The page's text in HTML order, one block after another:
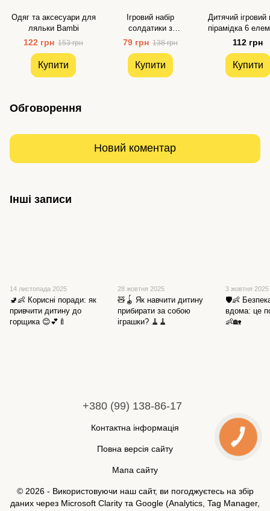
Одяг та аксесуари для
ляльки Bambi
122 грн 153 грн
Купити
Ігровий набір
солдатики з
транспортом для дітей
Bambi
79 грн 138 грн
Купити
Дитячий ігровий
пірамідка 6
Технок
112 грн
Купити
Обговорення
Новий коментар
Інші записи
14 листопада 2025
🚽👶 Корисні поради: як
привчити дитину до
горщика 😊💕🍼
28 жовтня 2025
🧸🪀 Як навчити дитину
прибирати за собою
іграшки? 🧹🧹
3 жовтня 2025
🛡️👶
вдома: це
👶🏡
+380 (99) 138-86-17
Контактна інформація
Повна версія сайту
Мапа сайту
© 2026 - Використовуючи наш сайт, ви погоджуєтесь на збір
даних через Microsoft Clarity та Google (Analytics, Tag Manager,